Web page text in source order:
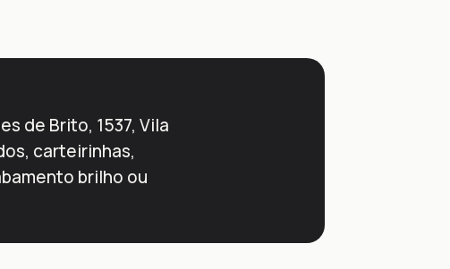
de Brito, 1537, Vila
carteirinhas,
brilho ou